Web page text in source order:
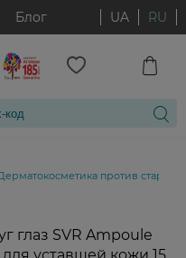
Блог UA RU
против
глаз SVR Ampoule